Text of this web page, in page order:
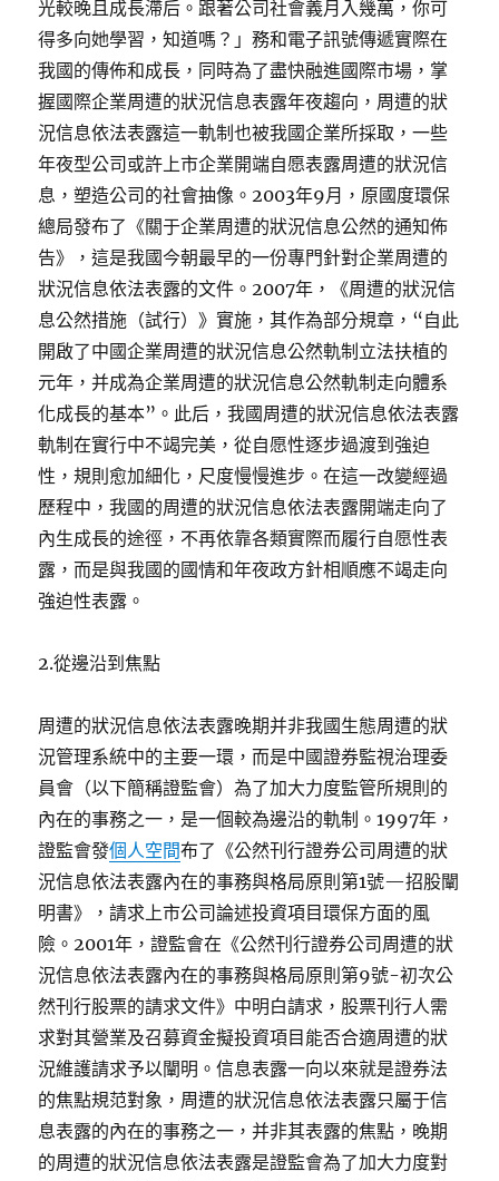
光較晚且成長滯后。跟著公司社會義月入幾萬，你可
得多向她學習，知道嗎？」務和電子訊號傳遞實際在
我國的傳佈和成長，同時為了盡快融進國際市場，掌
握國際企業周遭的狀況信息表露年夜趨向，周遭的狀
況信息依法表露這一軌制也被我國企業所採取，一些
年夜型公司或許上市企業開端自愿表露周遭的狀況信
息，塑造公司的社會抽像。2003年9月，原國度環保
總局發布了《關于企業周遭的狀況信息公然的通知佈
告》，這是我國今朝最早的一份專門針對企業周遭的
狀況信息依法表露的文件。2007年，《周遭的狀況信
息公然措施（試行）》實施，其作為部分規章，“自此
開啟了中國企業周遭的狀況信息公然軌制立法扶植的
元年，并成為企業周遭的狀況信息公然軌制走向體系
化成長的基本”。此后，我國周遭的狀況信息依法表露
軌制在實行中不竭完美，從自愿性逐步過渡到強迫
性，規則愈加細化，尺度慢慢進步。在這一改變經過
歷程中，我國的周遭的狀況信息依法表露開端走向了
內生成長的途徑，不再依靠各類實際而履行自愿性表
露，而是與我國的國情和年夜政方針相順應不竭走向
強迫性表露。
2.從邊沿到焦點
周遭的狀況信息依法表露晚期并非我國生態周遭的狀
況管理系統中的主要一環，而是中國證券監視治理委
員會（以下簡稱證監會）為了加大力度監管所規則的
內在的事務之一，是一個較為邊沿的軌制。1997年，
證監會發個人空間布了《公然刊行證券公司周遭的狀
況信息依法表露內在的事務與格局原則第1號—招股闡
明書》，請求上市公司論述投資項目環保方面的風
險。2001年，證監會在《公然刊行證券公司周遭的狀
況信息依法表露內在的事務與格局原則第9號-初次公
然刊行股票的請求文件》中明白請求，股票刊行人需
求對其營業及召募資金擬投資項目能否合適周遭的狀
況維護請求予以闡明。信息表露一向以來就是證券法
的焦點規范對象，周遭的狀況信息依法表露只屬于信
息表露的內在的事務之一，并非其表露的焦點，晚期
的周遭的狀況信息依法表露是證監會為了加大力度對